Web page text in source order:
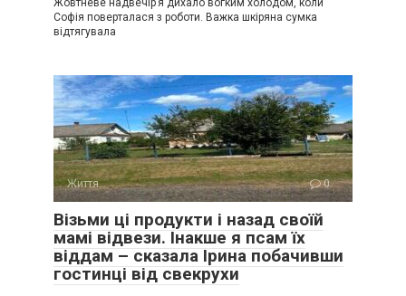
Жовтневе надвечір’я дихало вогким холодом, коли
Софія поверталася з роботи. Важка шкіряна сумка
відтягувала
Життя 0
Візьми ці продукти і назад своїй
мамі відвези. Інакше я псам їх
віддам – сказала Ірина побачивши
гостинці від свекрухи